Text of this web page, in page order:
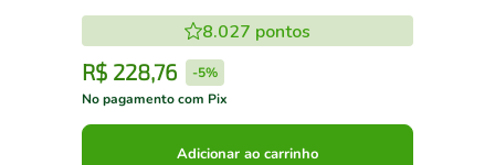
8.027 pontos
R$ 228,76 -5%
No pagamento com Pix
Adicionar ao carrinho